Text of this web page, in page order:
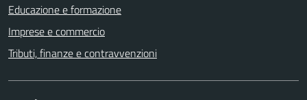
Educazione e formazione
Imprese e commercio
Tributi, finanze e contravvenzioni